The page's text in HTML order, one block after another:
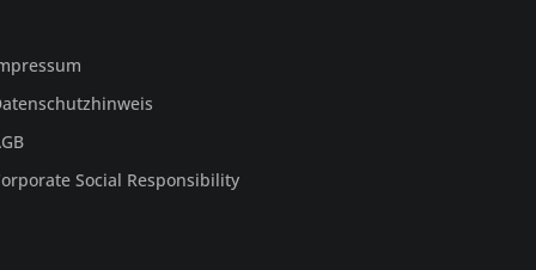
Social Responsibility